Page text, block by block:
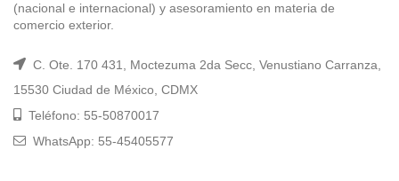
(nacional e internacional) y asesoramiento en materia de
comercio exterior.
C. Ote. 170 431, Moctezuma 2da Secc, Venustiano Carranza,
15530 Ciudad de México, CDMX
Teléfono: 55-50870017
WhatsApp: 55-45405577